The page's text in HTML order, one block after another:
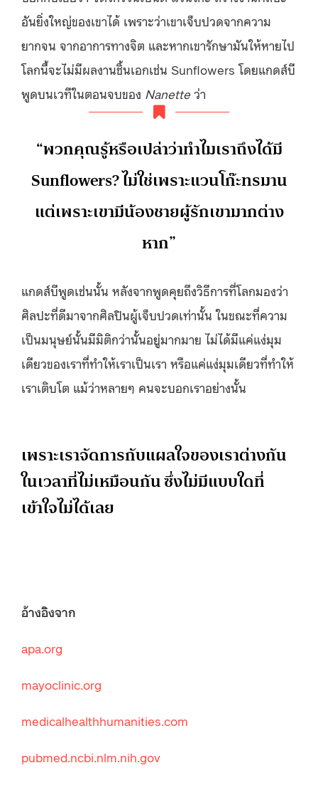
อันยิ่งใหญ่ของเขาได้ เพราะว่าเขาเจ็บปวดจากความ
ยากจน จากอาการทางจิต และหากเขารักษามันให้หายไป
โลกนี้จะไม่มีผลงานชิ้นเอกเช่น Sunflowers โดยแกดส์บี
พูดบนเวทีในตอนจบของ Nanette ว่า
“พวกคุณรู้หรือเปล่าว่าทำไมเราถึงได้มี
Sunflowers? ไม่ใช่เพราะแวนโก๊ะทรมาน
แต่เพราะเขามีน้องชายผู้รักเขามากต่าง
หาก”
แกดส์บีพูดเช่นนั้น หลังจากพูดคุยถึงวิธีการที่โลกมองว่า
ศิลปะที่ดีมาจากศิลปินผู้เจ็บปวดเท่านั้น ในขณะที่ความ
เป็นมนุษย์นั้นมีมิติกว่านั้นอยู่มากมาย ไม่ได้มีแค่แง่มุม
เดียวของเราที่ทำให้เราเป็นเรา หรือแค่แง่มุมเดียวที่ทำให้
เราเติบโต แม้ว่าหลายๆ คนจะบอกเราอย่างนั้น
เพราะเราจัดการกับแผลใจของเราต่างกัน
ในเวลาที่ไม่เหมือนกัน ซึ่งไม่มีแบบใดที่
เข้าใจไม่ได้เลย
อ้างอิงจาก
apa.org
mayoclinic.org
medicalhealthhumanities.com
pubmed.ncbi.nlm.nih.gov